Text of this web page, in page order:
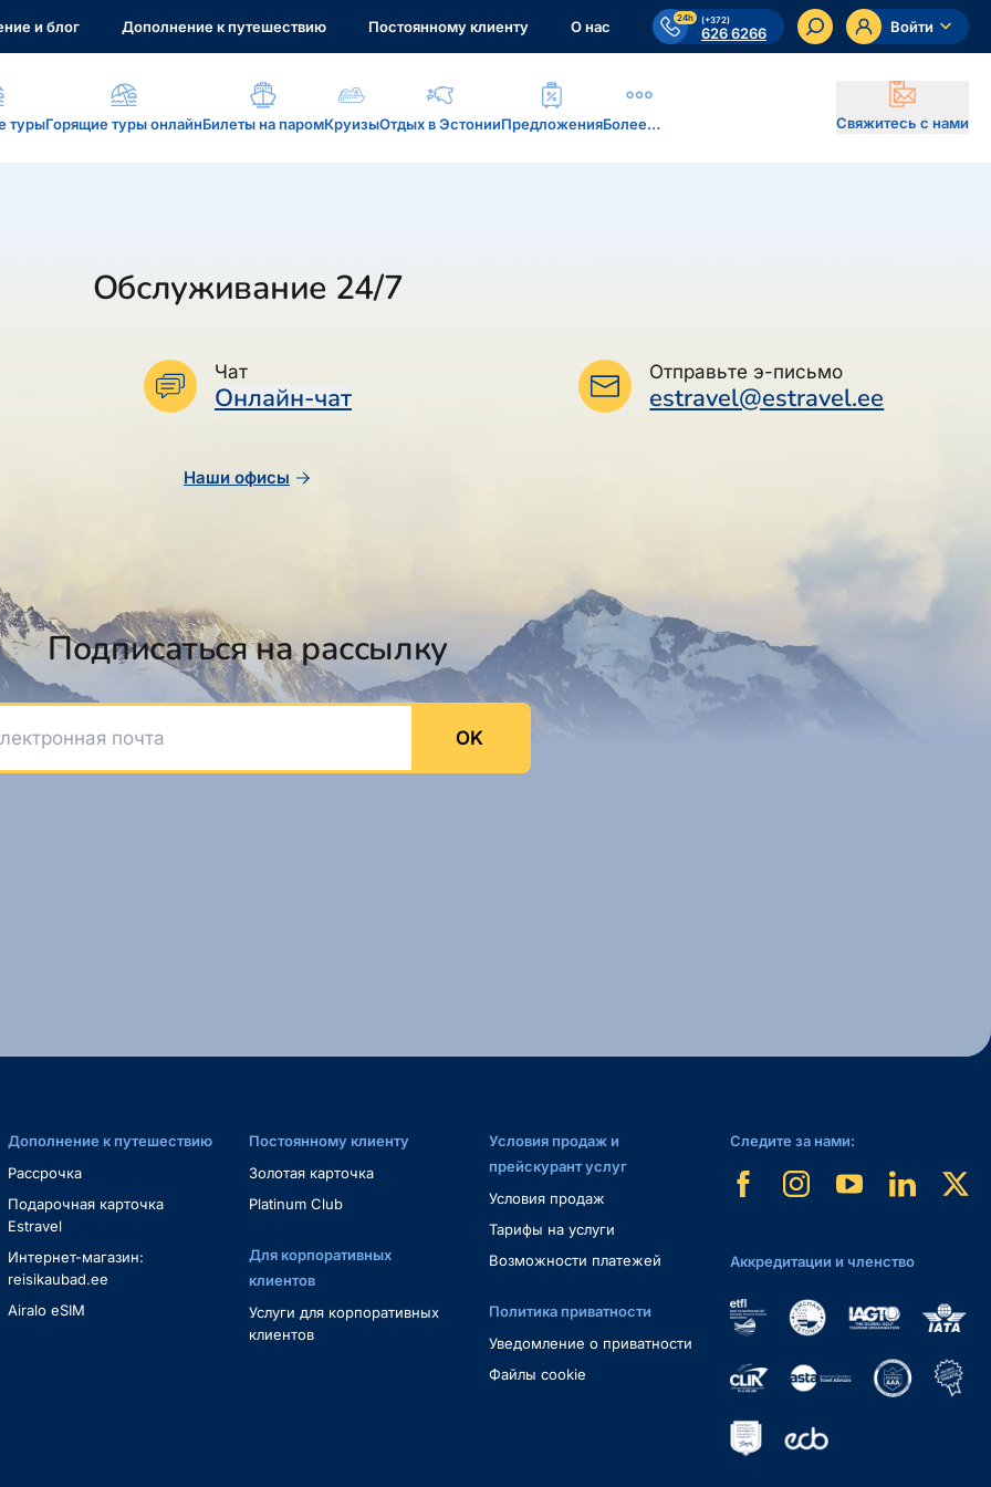
и блог Дополнение к путешествию Постоянному клиенту О нас 24h (+372)
626 6266 Войти
турыГорящие туры онлайнБилеты на паромКруизыОтдых в ЭстонииПредложенияБолее… Свяжитесь с нами
Обслуживание 24/7
Чат
Онлайн-чат
Отправьте э-письмо
estravel@estravel.ee
Наши офисы
Подписаться на рассылку
почта
OK
Дополнение к путешествию
Рассрочка
Подарочная карточка
Estravel
Интернет-магазин:
reisikaubad.ee
Airalo eSIM
Постоянному клиенту
Золотая карточка
Platinum Club
Для корпоративных
клиентов
Услуги для корпоративных
клиентов
Условия продаж и
прейскурант услуг
Условия продаж
Тарифы на услуги
Возможности платежей
Политика приватности
Уведомление о приватности
Файлы cookie
Следите за нами:
Аккредитации и членство